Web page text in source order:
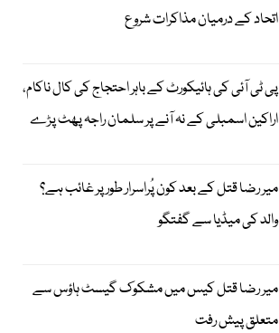
اتحاد کے درمیان مذاکرات شروع
پی ٹی آئی کی ہائیکورٹ کے باہر احتجاج کی کال ناکام،
اراکین اسمبلی کے نہ آنے پر سلمان راجہ پھٹ پڑے
میر رضا قتل کے بعد کون پُراسرار طور پر غائب ہے؟
والد کی میڈیا سے گفتگو
میر رضا قتل کیس میں مشکوک گیسٹ ہاؤس سے
متعلق پیش رفت